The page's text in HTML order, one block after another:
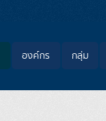
องค์กร กลุ่ม